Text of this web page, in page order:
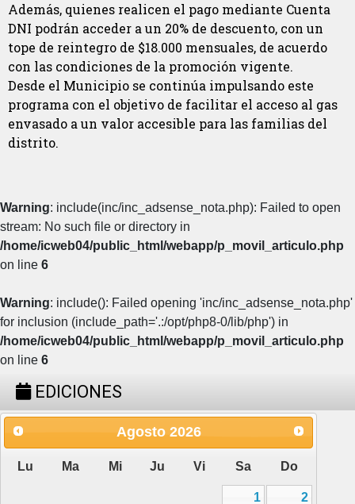
Además, quienes realicen el pago mediante Cuenta
DNI podrán acceder a un 20% de descuento, con un
tope de reintegro de $18.000 mensuales, de acuerdo
con las condiciones de la promoción vigente.
Desde el Municipio se continúa impulsando este
programa con el objetivo de facilitar el acceso al gas
envasado a un valor accesible para las familias del
distrito.
Warning: include(inc/inc_adsense_nota.php): Failed to open
stream: No such file or directory in
/home/icweb04/public_html/webapp/p_movil_articulo.php
on line 6
Warning: include(): Failed opening 'inc/inc_adsense_nota.php'
for inclusion (include_path='.:/opt/php8-0/lib/php') in
/home/icweb04/public_html/webapp/p_movil_articulo.php
on line 6
EDICIONES
Agosto 2026
Lu Ma Mi Ju Vi Sa Do
1
2